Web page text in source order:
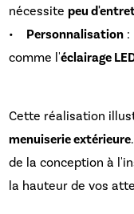
nécessitepeu
• Personnalisation :
comme l'éclairage
Cette réalisation
menuiserie extérieure
de la conception à
la hauteur de vos